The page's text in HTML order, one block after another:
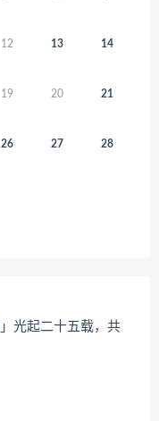
12 13 14
19 20 21
26 27 28